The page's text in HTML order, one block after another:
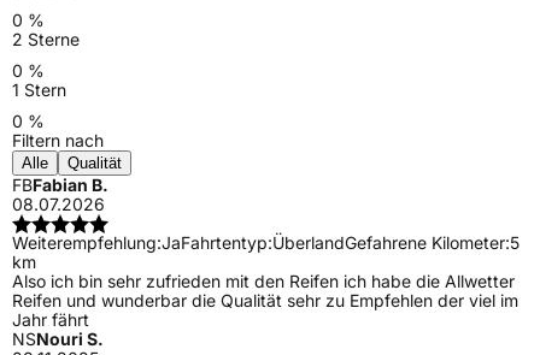
0 %
2 Sterne
0 %
1 Stern
0 %
Filtern nach
Alle Qualität
FBFabian B.
08.07.2026
Weiterempfehlung:JaFahrtentyp:ÜberlandGefahrene Kilometer:5
km
Also ich bin sehr zufrieden mit den Reifen ich habe die Allwetter
Reifen und wunderbar die Qualität sehr zu Empfehlen der viel im
Jahr fährt
NSNouri S.